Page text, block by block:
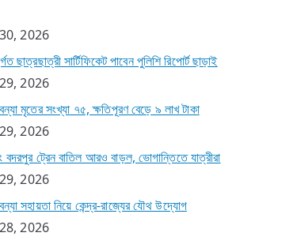
2026
ছাত্রছাত্রী সার্টিফিকেট পাবেন পুলিশি রিপোর্ট ছাড়াই
2026
মৃতের সংখ্যা ৭৫, ক্ষতিপূরণ বেড়ে ৯ লাখ টাকা
2026
বদরপুর ট্রেন বাতিল আরও বাড়ল, ভোগান্তিতে যাত্রীরা
2026
সহায়তা নিয়ে কেন্দ্র-রাজ্যের যৌথ উদ্যোগ
2026